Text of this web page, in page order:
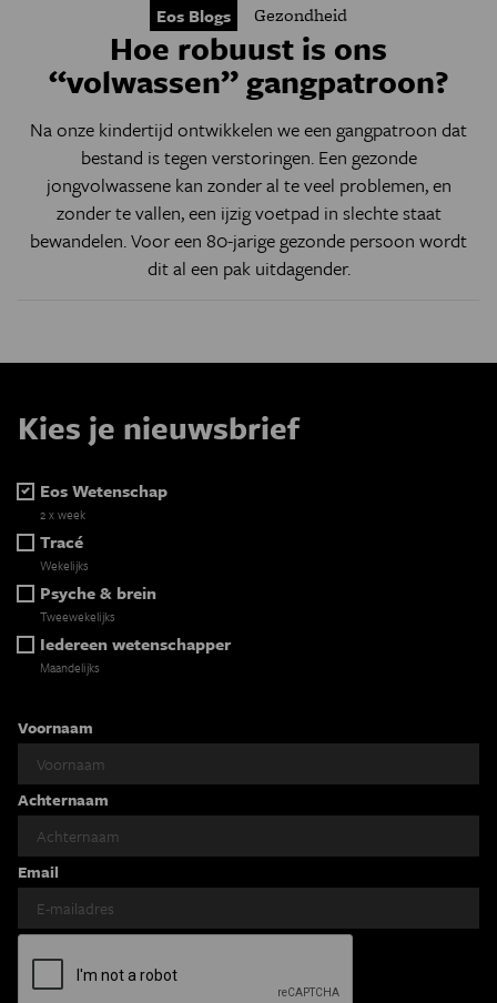
Eos Blogs Gezondheid
Hoe robuust is ons
“volwassen” gangpatroon?
Na onze kindertijd ontwikkelen we een gangpatroon dat
bestand is tegen verstoringen. Een gezonde
jongvolwassene kan zonder al te veel problemen, en
zonder te vallen, een ijzig voetpad in slechte staat
bewandelen. Voor een 80-jarige gezonde persoon wordt
dit al een pak uitdagender.
Kies je nieuwsbrief
Eos Wetenschap
2 x week
Tracé
Wekelijks
Psyche & brein
Tweewekelijks
Iedereen wetenschapper
Maandelijks
Voornaam
Achternaam
Email